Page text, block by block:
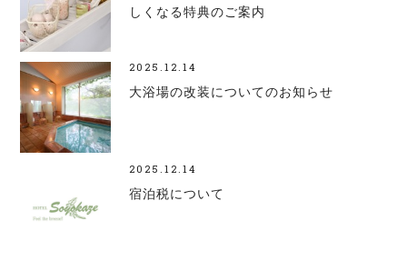
しくなる特典のご案内
2025.12.14
大浴場の改装についてのお知らせ
2025.12.14
宿泊税について